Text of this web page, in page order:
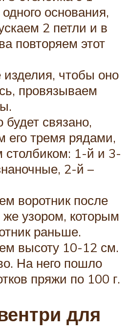
основания,
2 петли и в
повторяем этот
чтобы оно
провязываем
будет связано,
его тремя рядами,
1-й и 3-
2-й –
воротник после
же узором, которым
раньше.
высоту 10-12 см.
На него пошло
пряжи по 100 г.
для